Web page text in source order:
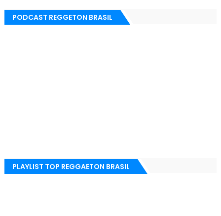
PODCAST REGGETON BRASIL
PLAYLIST TOP REGGAETON BRASIL